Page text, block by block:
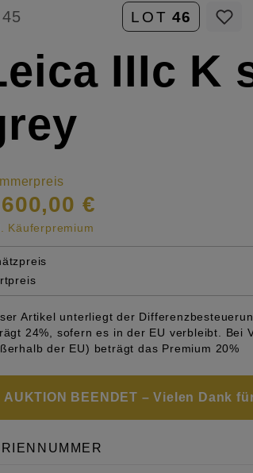
45 LOT 46
IIIc K
€
Käuferpremium
Artikel unterliegt der
24%, sofern es in der EU verbleibt. Bei
der EU) beträgt das Premium 20%
AUKTION BEENDET – Vielen Dank